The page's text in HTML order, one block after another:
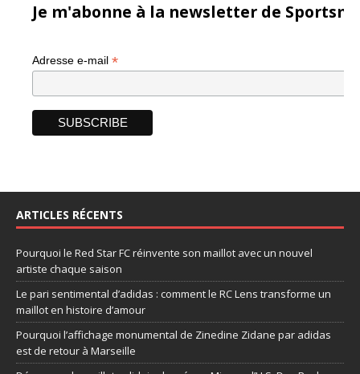
Je m'abonne à la newsletter de
Adresse e-mail *
ARTICLES RÉCENTS
Pourquoi le Red Star FC réinvente son maillot avec un nouvel
artiste chaque saison
Le pari sentimental d’adidas : comment le RC Lens transforme un
maillot en histoire d’amour
Pourquoi l’affichage monumental de Zinedine Zidane par adidas
est de retour à Marseille